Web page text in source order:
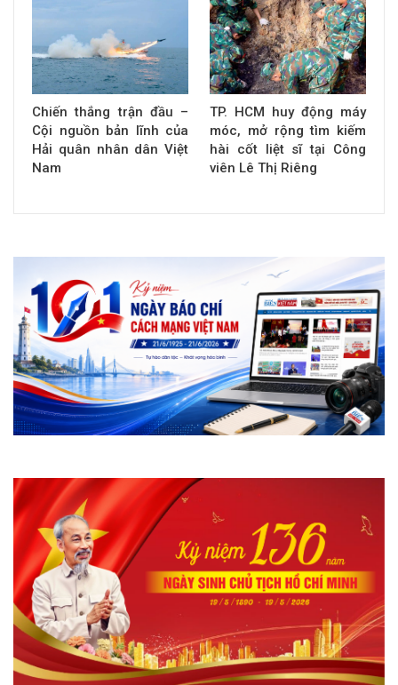
Chiến thắng trận đầu –
Cội nguồn bản lĩnh của
Hải quân nhân dân Việt
Nam
TP. HCM huy động máy
móc, mở rộng tìm kiếm
hài cốt liệt sĩ tại Công
viên Lê Thị Riêng